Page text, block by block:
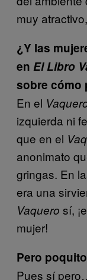
muy
¿Y las
en El Libro
sobre cómo
En el
izquierda ni
que en el
anonimato
gringas. En
era una
Vaquero sí,
mujer!
Pero
Pues sí